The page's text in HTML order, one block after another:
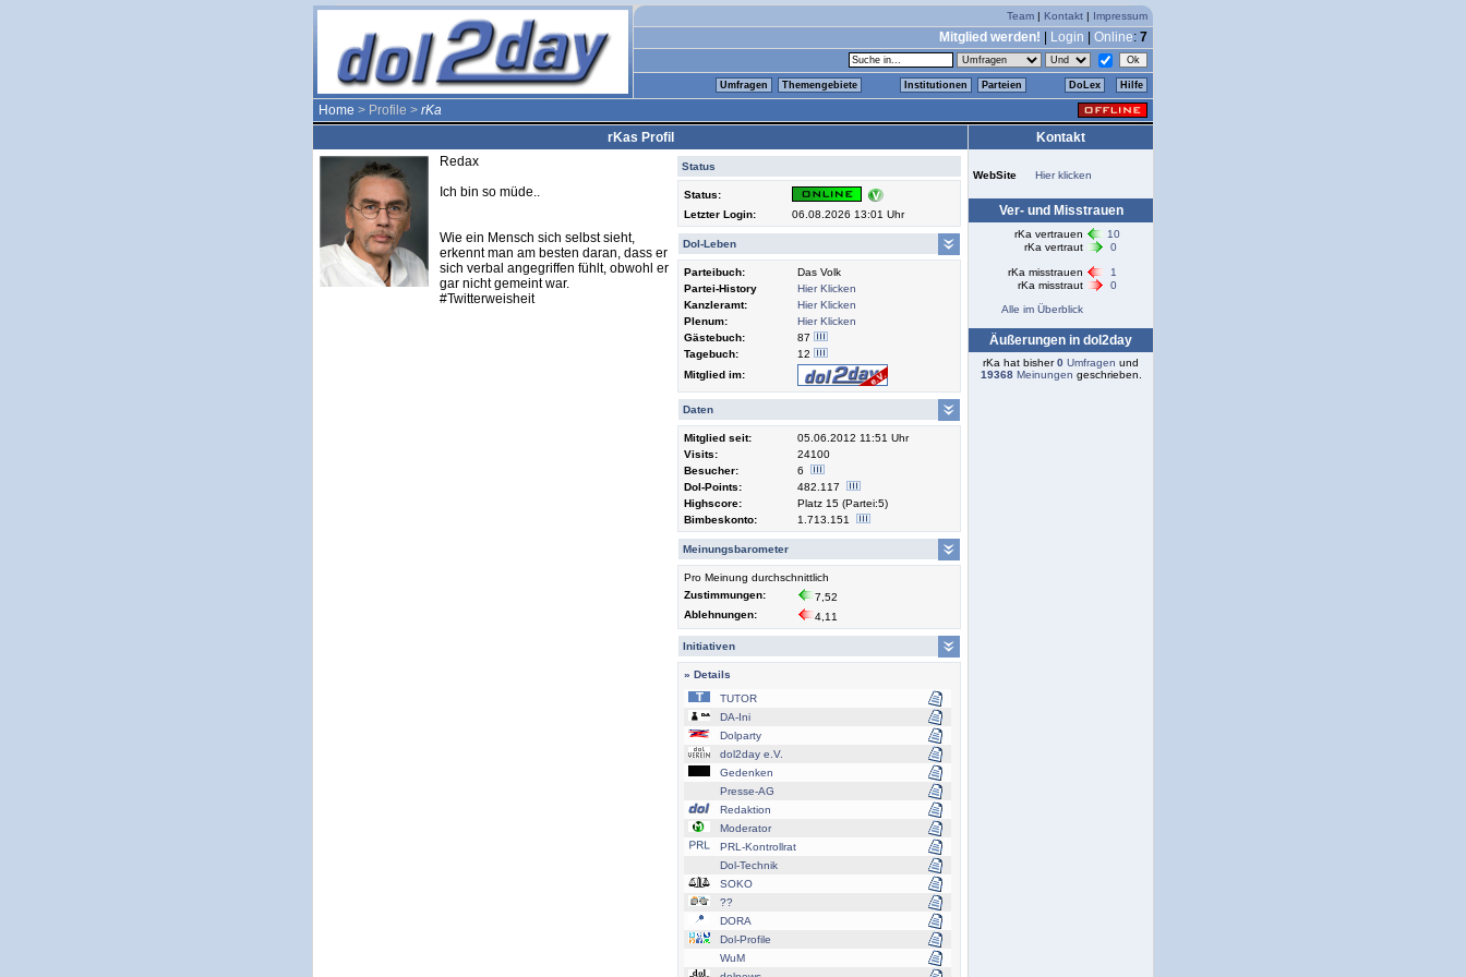
Team | Kontakt | Impressum
Mitglied werden! Login Online: 7
Umfragen Themengebiete Institutionen Parteien DoLex Hilfe
Home > Profile > rKa
rKas Profil
Status
Status:
Letzter Login:
06.08.2026 13:01 Uhr
Dol-Leben
Parteibuch:
Das Volk
Partei-History
Hier Klicken
Kanzleramt:
Hier Klicken
Plenum:
Hier Klicken
Gästebuch:
87
Tagebuch:
12
Mitglied im:
Daten
Mitglied seit:
05.06.2012 11:51 Uhr
Visits:
24100
Besucher:
6
Dol-Points:
482.117
Highscore:
Platz 15 (Partei:5)
Bimbeskonto:
1.713.151
Meinungsbarometer
Pro Meinung durchschnittlich
Zustimmungen:
7,52
Ablehnungen:
4,11
Initiativen
» Details
TUTOR
DA-Ini
Dolparty
dol2day e.V.
Gedenken
Presse-AG
Redaktion
Moderator
PRL-Kontrollrat
Dol-Technik
SOKO
??
DORA
Dol-Profile
WuM
Redax
Ich bin so müde..
Wie ein Mensch sich selbst sieht,
erkennt man am besten daran, dass er
sich verbal angegriffen fühlt, obwohl er
gar nicht gemeint war.
#Twitterweisheit
Kontakt
WebSite Hier klicken
Ver- und Misstrauen
rKa vertrauen
10
rKa vertraut
0
rKa misstrauen
1
rKa misstraut
0
Alle im Überblick
Äußerungen in dol2day
rKa hat bisher0 Umfragen und
19368Meinungen geschrieben.